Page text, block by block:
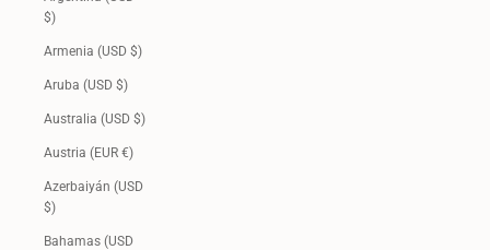
$)
Armenia (USD $)
Aruba (USD $)
Australia (USD $)
Austria (EUR €)
Azerbaiyán (USD
$)
Bahamas (USD